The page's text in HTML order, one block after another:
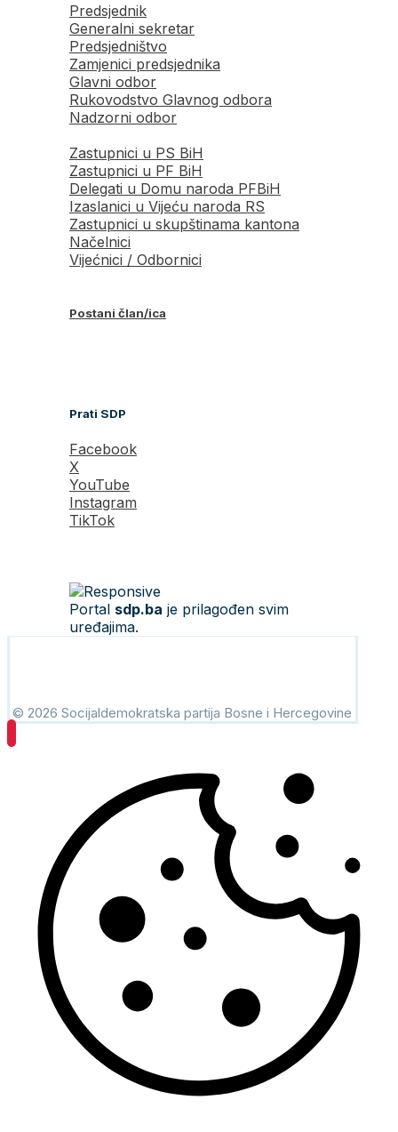
Predsjednik
Generalni sekretar
Predsjedništvo
Zamjenici predsjednika
Glavni odbor
Rukovodstvo Glavnog odbora
Nadzorni odbor
Zastupnici u PS BiH
Zastupnici u PF BiH
Delegati u Domu naroda PFBiH
Izaslanici u Vijeću naroda RS
Zastupnici u skupštinama kantona
Načelnici
Vijećnici / Odbornici
Postani član/ica
Prati SDP
Facebook
X
YouTube
Instagram
TikTok
Portal sdp.ba je prilagođen svim
uređajima.
© 2026 Socijaldemokratska partija Bosne i Hercegovine